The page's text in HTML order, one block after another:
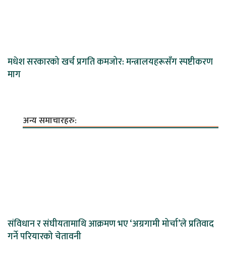
मधेश सरकारको खर्च प्रगति कमजोर: मन्त्रालयहरूसँग स्पष्टीकरण
माग
अन्य समाचारहरु:
संविधान र संघीयतामाथि आक्रमण भए ‘अग्रगामी मोर्चा’ले प्रतिवाद
गर्ने परियारको चेतावनी